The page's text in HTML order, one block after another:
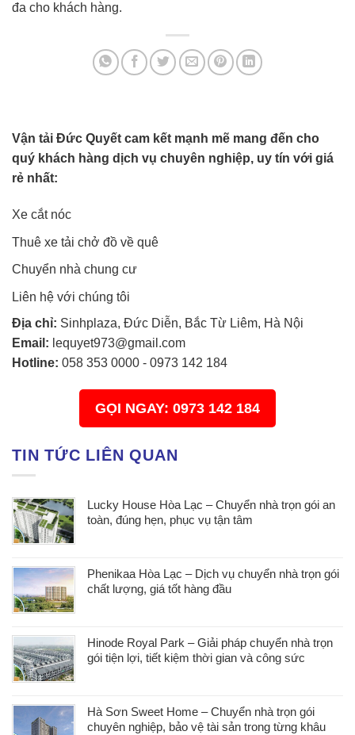
đa cho khách hàng.
Vận tải Đức Quyết cam kết mạnh mẽ mang đến cho
quý khách hàng dịch vụ chuyên nghiệp, uy tín với giá
rẻ nhất:
Xe cắt nóc
Thuê xe tải chở đồ về quê
Chuyển nhà chung cư
Liên hệ với chúng tôi
Địa chỉ: Sinhplaza, Đức Diễn, Bắc Từ Liêm, Hà Nội
Email: lequyet973@gmail.com
Hotline: 058 353 0000 - 0973 142 184
GỌI NGAY: 0973 142 184
TIN TỨC LIÊN QUAN
Lucky House Hòa Lạc – Chuyển nhà trọn gói an
toàn, đúng hẹn, phục vụ tận tâm
Phenikaa Hòa Lạc – Dịch vụ chuyển nhà trọn gói
chất lượng, giá tốt hàng đầu
Hinode Royal Park – Giải pháp chuyển nhà trọn
gói tiện lợi, tiết kiệm thời gian và công sức
Hà Sơn Sweet Home – Chuyển nhà trọn gói
chuyên nghiệp, bảo vệ tài sản trong từng khâu